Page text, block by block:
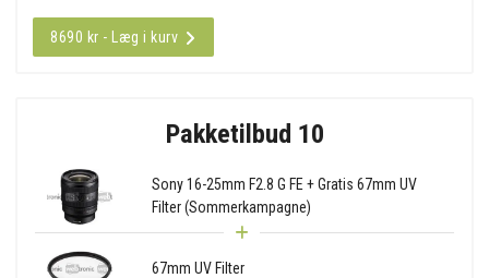
8690 kr - Læg i kurv
Pakketilbud 10
Sony 16-25mm F2.8 G FE + Gratis 67mm UV
Filter (Sommerkampagne)
67mm UV Filter